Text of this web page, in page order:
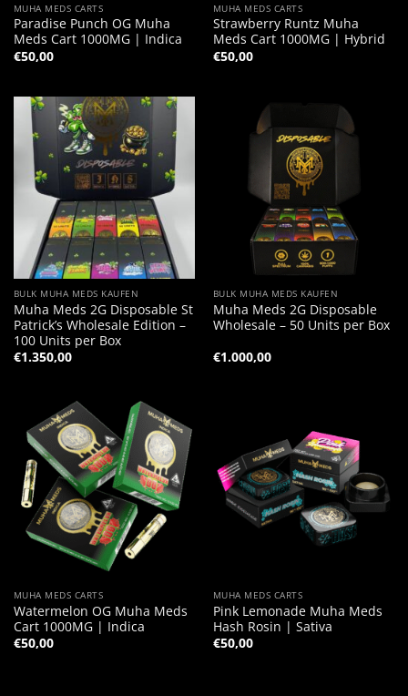
MUHA MEDS CARTS
Paradise Punch OG Muha
Meds Cart 1000MG | Indica
€50,00
MUHA MEDS CARTS
Strawberry Runtz Muha
Meds Cart 1000MG | Hybrid
€50,00
BULK MUHA MEDS KAUFEN
Muha Meds 2G Disposable St
Patrick’s Wholesale Edition –
100 Units per Box
€1.350,00
BULK MUHA MEDS KAUFEN
Muha Meds 2G Disposable
Wholesale – 50 Units per Box
€1.000,00
MUHA MEDS CARTS
Watermelon OG Muha Meds
Cart 1000MG | Indica
€50,00
MUHA MEDS CARTS
Pink Lemonade Muha Meds
Hash Rosin | Sativa
€50,00